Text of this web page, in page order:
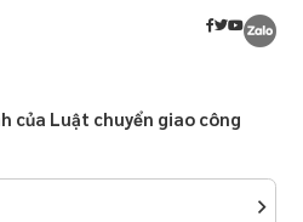
của Luật chuyển giao công